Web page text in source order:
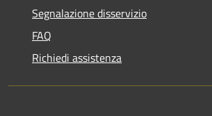
Segnalazione disservizio
FAQ
Richiedi assistenza